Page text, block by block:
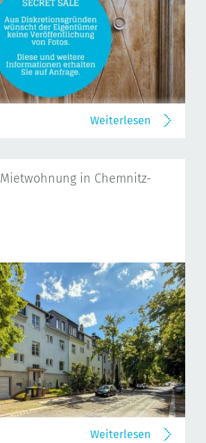
Weiterlesen
Mietwohnung in Chemnitz-
Weiterlesen